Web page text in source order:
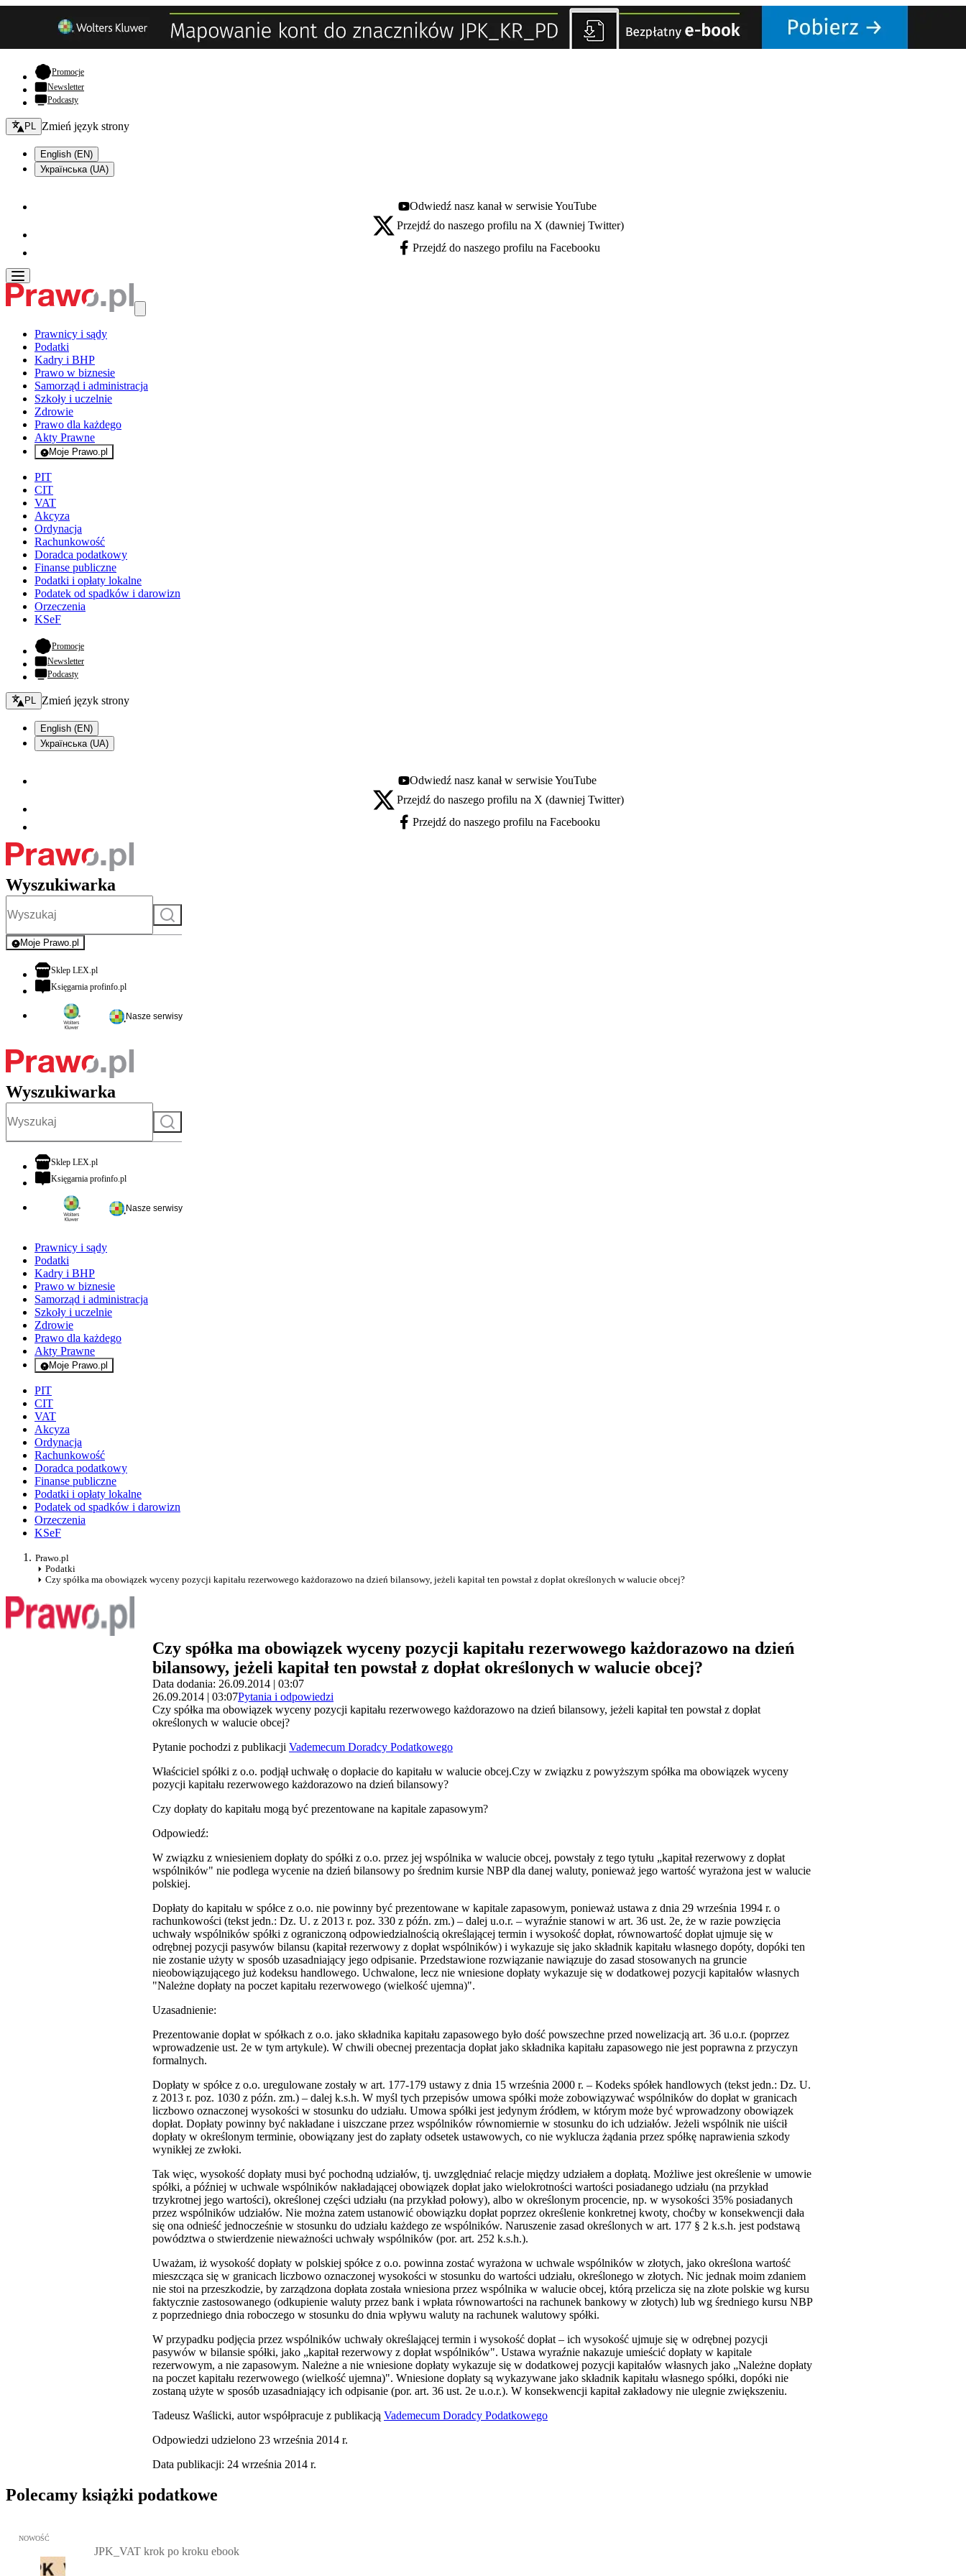
Promocje- otwiera się w nowej karcie
Newsletter
Podcasty
Zmień język - bieżący:
PL Zmień język strony
English (EN)
Українська (UA)
Youtube - otwiera się w nowej karcie
Odwiedź nasz kanał w serwisie YouTube
X - otwiera się w nowej karcie
Przejdź do naszego profilu na X (dawniej Twitter)
Facebook - otwiera się w nowej karcie
Przejdź do naszego profilu na Facebooku
Prawnicy i sądy
Podatki
Kadry i BHP
Prawo w biznesie
Samorząd i administracja
Szkoły i uczelnie
Zdrowie
Prawo dla każdego
Akty Prawne
Moje Prawo.pl
- rejestracja i logowanie do serwisu
PIT
CIT
VAT
Akcyza
Ordynacja
Rachunkowość
Doradca podatkowy
Finanse publiczne
Podatki i opłaty lokalne
Podatek od spadków i darowizn
Orzeczenia
KSeF
Promocje- otwiera się w nowej karcie
Newsletter
Podcasty
Zmień język - bieżący:
PL Zmień język strony
English (EN)
Українська (UA)
Youtube - otwiera się w nowej karcie
Odwiedź nasz kanał w serwisie YouTube
X - otwiera się w nowej karcie
Przejdź do naszego profilu na X (dawniej Twitter)
Facebook - otwiera się w nowej karcie
Przejdź do naszego profilu na Facebooku
Wyszukiwarka
Szukaj
Moje Prawo.pl
- rejestracja i logowanie do serwisu
Sklep LEX.plotwiera się w nowej karcie
Księgarnia profinfo.plotwiera się w nowej karcie
Nasze serwisy
Wyszukiwarka
Szukaj
Sklep LEX.plotwiera się w nowej karcie
Księgarnia profinfo.plotwiera się w nowej karcie
Nasze serwisy
Prawnicy i sądy
Podatki
Kadry i BHP
Prawo w biznesie
Samorząd i administracja
Szkoły i uczelnie
Zdrowie
Prawo dla każdego
Akty Prawne
Moje Prawo.pl
- rejestracja i logowanie do serwisu
PIT
CIT
VAT
Akcyza
Ordynacja
Rachunkowość
Doradca podatkowy
Finanse publiczne
Podatki i opłaty lokalne
Podatek od spadków i darowizn
Orzeczenia
KSeF
Prawo.pl
Podatki
Czy spółka ma obowiązek wyceny pozycji kapitału rezerwowego każdorazowo na dzień bilansowy, jeżeli kapitał ten powstał z dopłat określonych w walucie obcej?
Czy spółka ma obowiązek wyceny pozycji kapitału rezerwowego każdorazowo na dzień
bilansowy, jeżeli kapitał ten powstał z dopłat określonych w walucie obcej?
Data dodania: 26.09.2014 | 03:07
26.09.2014 | 03:07Pytania i odpowiedzi
Czy spółka ma obowiązek wyceny pozycji kapitału rezerwowego każdorazowo na dzień bilansowy, jeżeli kapitał ten powstał z dopłat
określonych w walucie obcej?
Pytanie pochodzi z publikacji Vademecum Doradcy Podatkowego
Właściciel spółki z o.o. podjął uchwałę o dopłacie do kapitału w walucie obcej.Czy w związku z powyższym spółka ma obowiązek wyceny
pozycji kapitału rezerwowego każdorazowo na dzień bilansowy?
Czy dopłaty do kapitału mogą być prezentowane na kapitale zapasowym?
Odpowiedź:
W związku z wniesieniem dopłaty do spółki z o.o. przez jej wspólnika w walucie obcej, powstały z tego tytułu „kapitał rezerwowy z dopłat
wspólników" nie podlega wycenie na dzień bilansowy po średnim kursie NBP dla danej waluty, ponieważ jego wartość wyrażona jest w walucie
polskiej.
Dopłaty do kapitału w spółce z o.o. nie powinny być prezentowane w kapitale zapasowym, ponieważ ustawa z dnia 29 września 1994 r. o
rachunkowości (tekst jedn.: Dz. U. z 2013 r. poz. 330 z późn. zm.) – dalej u.o.r. – wyraźnie stanowi w art. 36 ust. 2e, że w razie powzięcia
uchwały wspólników spółki z ograniczoną odpowiedzialnością określającej termin i wysokość dopłat, równowartość dopłat ujmuje się w
odrębnej pozycji pasywów bilansu (kapitał rezerwowy z dopłat wspólników) i wykazuje się jako składnik kapitału własnego dopóty, dopóki ten
nie zostanie użyty w sposób uzasadniający jego odpisanie. Przedstawione rozwiązanie nawiązuje do zasad stosowanych na gruncie
nieobowiązującego już kodeksu handlowego. Uchwalone, lecz nie wniesione dopłaty wykazuje się w dodatkowej pozycji kapitałów własnych
"Należne dopłaty na poczet kapitału rezerwowego (wielkość ujemna)".
Uzasadnienie:
Prezentowanie dopłat w spółkach z o.o. jako składnika kapitału zapasowego było dość powszechne przed nowelizacją art. 36 u.o.r. (poprzez
wprowadzenie ust. 2e w tym artykule). W chwili obecnej prezentacja dopłat jako składnika kapitału zapasowego nie jest poprawna z przyczyn
formalnych.
Dopłaty w spółce z o.o. uregulowane zostały w art. 177-179 ustawy z dnia 15 września 2000 r. – Kodeks spółek handlowych (tekst jedn.: Dz. U.
z 2013 r. poz. 1030 z późn. zm.) – dalej k.s.h. W myśl tych przepisów umowa spółki może zobowiązywać wspólników do dopłat w granicach
liczbowo oznaczonej wysokości w stosunku do udziału. Umowa spółki jest jedynym źródłem, w którym może być wprowadzony obowiązek
dopłat. Dopłaty powinny być nakładane i uiszczane przez wspólników równomiernie w stosunku do ich udziałów. Jeżeli wspólnik nie uiścił
dopłaty w określonym terminie, obowiązany jest do zapłaty odsetek ustawowych, co nie wyklucza żądania przez spółkę naprawienia szkody
wynikłej ze zwłoki.
Tak więc, wysokość dopłaty musi być pochodną udziałów, tj. uwzględniać relacje między udziałem a dopłatą. Możliwe jest określenie w umowie
spółki, a później w uchwale wspólników nakładającej obowiązek dopłat jako wielokrotności wartości posiadanego udziału (na przykład
trzykrotnej jego wartości), określonej części udziału (na przykład połowy), albo w określonym procencie, np. w wysokości 35% posiadanych
przez wspólników udziałów. Nie można zatem ustanowić obowiązku dopłat poprzez określenie konkretnej kwoty, choćby w konsekwencji dała
się ona odnieść jednocześnie w stosunku do udziału każdego ze wspólników. Naruszenie zasad określonych w art. 177 § 2 k.s.h. jest podstawą
powództwa o stwierdzenie nieważności uchwały wspólników (por. art. 252 k.s.h.).
Uważam, iż wysokość dopłaty w polskiej spółce z o.o. powinna zostać wyrażona w uchwale wspólników w złotych, jako określona wartość
mieszcząca się w granicach liczbowo oznaczonej wysokości w stosunku do wartości udziału, określonego w złotych. Nic jednak moim zdaniem
nie stoi na przeszkodzie, by zarządzona dopłata została wniesiona przez wspólnika w walucie obcej, którą przelicza się na złote polskie wg kursu
faktycznie zastosowanego (odkupienie waluty przez bank i wpłata równowartości na rachunek bankowy w złotych) lub wg średniego kursu NBP
z poprzedniego dnia roboczego w stosunku do dnia wpływu waluty na rachunek walutowy spółki.
W przypadku podjęcia przez wspólników uchwały określającej termin i wysokość dopłat – ich wysokość ujmuje się w odrębnej pozycji
pasywów w bilansie spółki, jako „kapitał rezerwowy z dopłat wspólników". Ustawa wyraźnie nakazuje umieścić dopłaty w kapitale
rezerwowym, a nie zapasowym. Należne a nie wniesione dopłaty wykazuje się w dodatkowej pozycji kapitałów własnych jako „Należne dopłaty
na poczet kapitału rezerwowego (wielkość ujemna)". Wniesione dopłaty są wykazywane jako składnik kapitału własnego spółki, dopóki nie
zostaną użyte w sposób uzasadniający ich odpisanie (por. art. 36 ust. 2e u.o.r.). W konsekwencji kapitał zakładowy nie ulegnie zwiększeniu.
Tadeusz Waślicki, autor współpracuje z publikacją Vademecum Doradcy Podatkowego
Odpowiedzi udzielono 23 września 2014 r.
Data publikacji: 24 września 2014 r.
Polecamy książki podatkowe
Przejdź do: JPK_VAT krok po kroku ebook, Patrycja Kubiesa - otwiera się w nowym oknie
NOWOŚĆ
JPK_VAT krok po kroku ebook